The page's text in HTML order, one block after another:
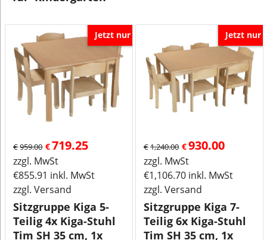
Jetzt nur
€959.00 €719.25
zzgl. MwSt
€855.91 inkl. MwSt
zzgl. Versand
Sitzgruppe Kiga 5-
Teilig 4x Kiga-Stuhl
Tim SH 35 cm, 1x
Jetzt nur
€1,240.00 €930.00
zzgl. MwSt
€1,106.70 inkl. MwSt
zzgl. Versand
Sitzgruppe Kiga 7-
Teilig 6x Kiga-Stuhl
Tim SH 35 cm, 1x